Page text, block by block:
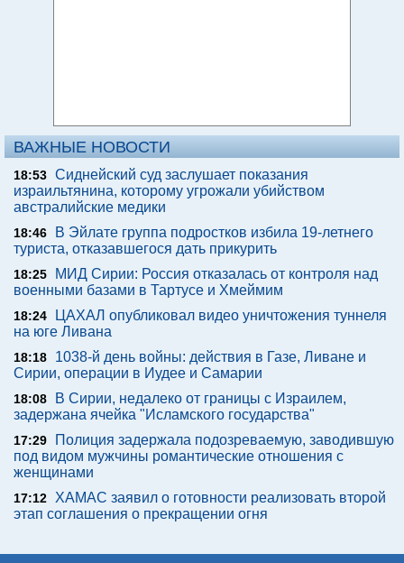
ВАЖНЫЕ НОВОСТИ
18:53 Сиднейский суд заслушает показания
израильтянина, которому угрожали убийством
австралийские медики
18:46
В Эйлате группа подростков избила 19-летнего
туриста, отказавшегося дать прикурить
18:25
МИД Сирии: Россия отказалась от контроля над
военными базами в Тартусе и Хмеймим
18:24
ЦАХАЛ опубликовал видео уничтожения туннеля
на юге Ливана
18:18
1038-й день войны: действия в Газе, Ливане и
Сирии, операции в Иудее и Самарии
18:08
В Сирии, недалеко от границы с Израилем,
задержана ячейка "Исламского государства"
17:29
Полиция задержала подозреваемую, заводившую
под видом мужчины романтические отношения с
женщинами
17:12
ХАМАС заявил о готовности реализовать второй
этап соглашения о прекращении огня